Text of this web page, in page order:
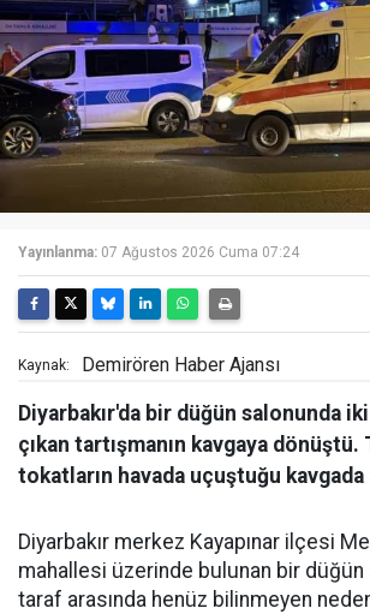
Yayınlanma: 07 Ağustos 2026 Cuma 07:24
Kaynak: Demirören Haber Ajansı
Diyarbakır'da bir düğün salonunda
çıkan tartışmanın kavgaya dönüştü.
tokatların havada uçuştuğu kavgada
Diyarbakır merkez Kayapınar ilçesi
mahallesi üzerinde bulunan bir düğün
taraf arasında henüz bilinmeyen